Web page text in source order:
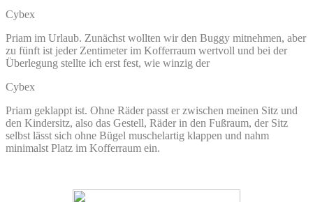
Cybex
Priam im Urlaub. Zunächst wollten wir den Buggy mitnehmen, aber
zu fünft ist jeder Zentimeter im Kofferraum wertvoll und bei der
Überlegung stellte ich erst fest, wie winzig der
Cybex
Priam geklappt ist. Ohne Räder passt er zwischen meinen Sitz und
den Kindersitz, also das Gestell, Räder in den Fußraum, der Sitz
selbst lässt sich ohne Bügel muschelartig klappen und nahm
minimalst Platz im Kofferraum ein.